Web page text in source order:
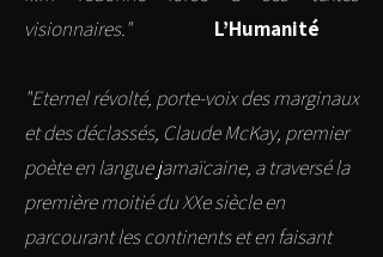
visionnaires." L’Humanité
"Eternel révolté, porte-voix des marginaux
et des déclassés, Claude McKay, premier
poète en langue jamaïcaine, a traversé la
première moitié du XXe siècle en
parcourant les continents et en faisant